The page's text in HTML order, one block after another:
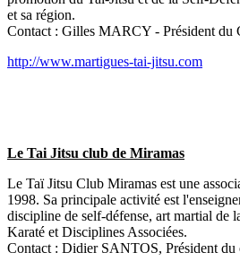
et sa région.
Contact : Gilles MARCY - Président du
http://www.martigues-tai-jitsu.com
Le Tai Jitsu club de Miramas
Le Taï Jitsu Club Miramas est une
1998. Sa principale activité est
discipline de self-défense, art martial de
Karaté et Disciplines Associées.
Contact : Didier SANTOS, Président du